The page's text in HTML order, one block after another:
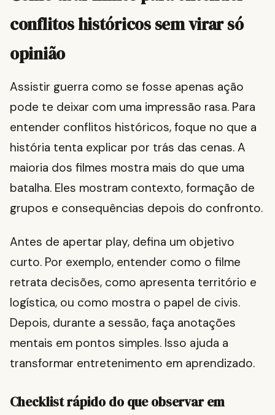
conflitos históricos sem virar só
opinião
Assistir guerra como se fosse apenas ação
pode te deixar com uma impressão rasa. Para
entender conflitos históricos, foque no que a
história tenta explicar por trás das cenas. A
maioria dos filmes mostra mais do que uma
batalha. Eles mostram contexto, formação de
grupos e consequências depois do confronto.
Antes de apertar play, defina um objetivo
curto. Por exemplo, entender como o filme
retrata decisões, como apresenta território e
logística, ou como mostra o papel de civis.
Depois, durante a sessão, faça anotações
mentais em pontos simples. Isso ajuda a
transformar entretenimento em aprendizado.
Checklist rápido do que observar em